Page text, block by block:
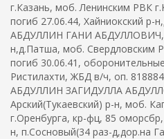
г.Казань, моб. Ленинским РВК
погиб 27.06.44, Хайниокский р-
АБДУЛЛИН ГАНИ АБДУЛЛОВИЧ,
н,д.Патша, моб. Свердловским
погиб 30.06.41,
Ристилахти, ЖБД в/ч, оп.
АБДУЛЛИН ЗАГИДУЛЛА
Арский(Тукаевский) р-н, моб.
г.Оренбурга, кр-фц, 85
н, п.Сосновый(34 раз-д,дор.на